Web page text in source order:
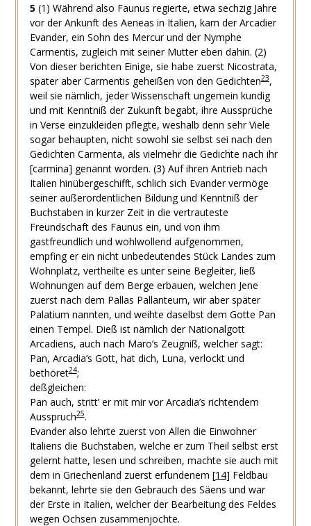
5 (1) Während also Faunus regierte, etwa sechzig Jahre
vor der Ankunft des Aeneas in Italien, kam der Arcadier
Evander, ein Sohn des Mercur und der Nymphe
Carmentis, zugleich mit seiner Mutter eben dahin. (2)
Von dieser berichten Einige, sie habe zuerst Nicostrata,
später aber Carmentis geheißen von den Gedichten23,
weil sie nämlich, jeder Wissenschaft ungemein kundig
und mit Kenntniß der Zukunft begabt, ihre Aussprüche
in Verse einzukleiden pflegte, weshalb denn sehr Viele
sogar behaupten, nicht sowohl sie selbst sei nach den
Gedichten Carmenta, als vielmehr die Gedichte nach ihr
[carmina] genannt worden. (3) Auf ihren Antrieb nach
Italien hinübergeschifft, schlich sich Evander vermöge
seiner außerordentlichen Bildung und Kenntniß der
Buchstaben in kurzer Zeit in die vertrauteste
Freundschaft des Faunus ein, und von ihm
gastfreundlich und wohlwollend aufgenommen,
empfing er ein nicht unbedeutendes Stück Landes zum
Wohnplatz, vertheilte es unter seine Begleiter, ließ
Wohnungen auf dem Berge erbauen, welchen Jene
zuerst nach dem Pallas Pallanteum, wir aber später
Palatium nannten, und weihte daselbst dem Gotte Pan
einen Tempel. Dieß ist nämlich der Nationalgott
Arcadiens, auch nach Maro’s Zeugniß, welcher sagt:
Pan, Arcadia’s Gott, hat dich, Luna, verlockt und
bethöret24;
deßgleichen:
Pan auch, stritt’ er mit mir vor Arcadia’s richtendem
Ausspruch25.
Evander also lehrte zuerst von Allen die Einwohner
Italiens die Buchstaben, welche er zum Theil selbst erst
gelernt hatte, lesen und schreiben, machte sie auch mit
dem in Griechenland zuerst erfundenem [14] Feldbau
bekannt, lehrte sie den Gebrauch des Säens und war
der Erste in Italien, welcher der Bearbeitung des Feldes
wegen Ochsen zusammenjochte.